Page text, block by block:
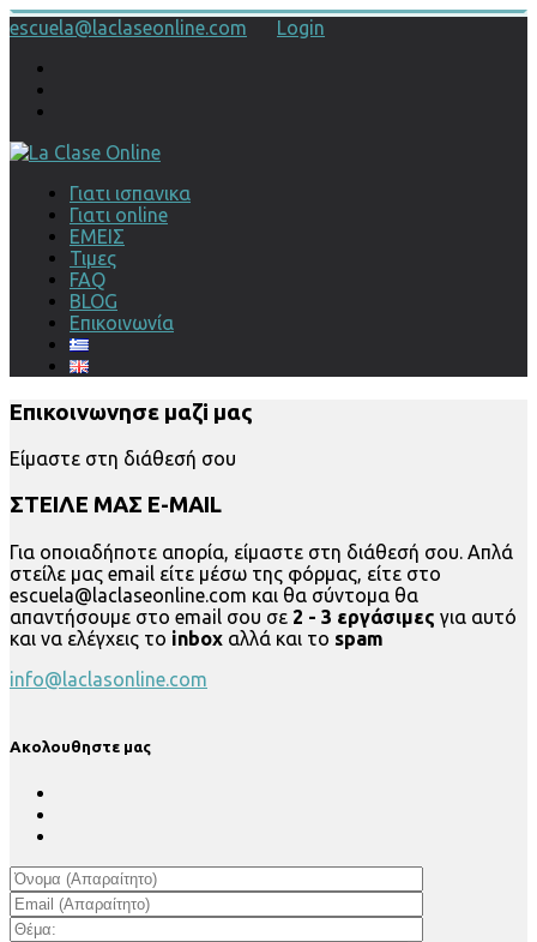
escuela@laclaseonline.com Login
Γιατι ισπανικα
Γιατι online
ΕΜΕΙΣ
Τιμες
FAQ
BLOG
Επικοινωνία
Επικοινωνησε μαζi μας
Είμαστε στη διάθεσή σου
ΣΤΕΙΛΕ ΜΑΣ E-MAIL
Για οποιαδήποτε απορία, είμαστε στη διάθεσή σου. Απλά
στείλε μας email είτε μέσω της φόρμας, είτε στο
escuela@laclaseonline.com και θα σύντομα θα
απαντήσουμε στο email σου σε 2 - 3 εργάσιμες για αυτό
και να ελέγχεις το inbox αλλά και το spam
info@laclasonline.com
Ακολουθηστε μας